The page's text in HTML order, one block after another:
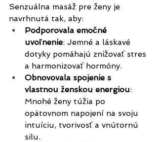
Senzuálna masáž pre ženy je
navrhnutá tak, aby:
Podporovala emočné
uvoľnenie: Jemné a láskavé
dotyky pomáhajú znižovať stres
a harmonizovať hormóny.
Obnovovala spojenie s
vlastnou ženskou energiou:
Mnohé ženy túžia po
opätovnom napojení na svoju
intuíciu, tvorivosť a vnútornú
silu.